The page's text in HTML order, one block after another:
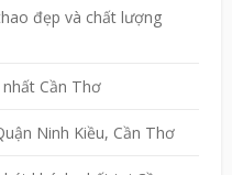
đẹp và chất lượng
Cần Thơ
Ninh Kiều, Cần Thơ